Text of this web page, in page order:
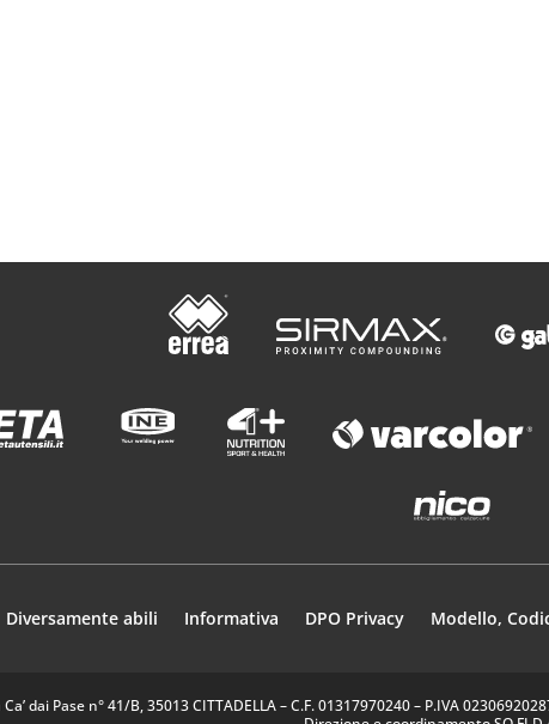
Diversamente abili Informativa DPO Privacy Modello,
dai Pase n° 41/B, 35013 CITTADELLA – C.F. 01317970240 – P.IVA